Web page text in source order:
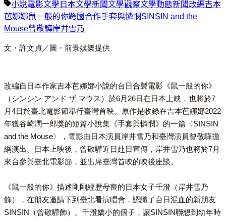
小說電影文學 日本文學新聞文學觀察文學動態新聞改編吉本
芭娜娜鼠一般的你跨國合作手套與憐憫SINSIN and the
Mouse曾敬驊岸井雪乃
文・許文貞／圖・前景娛樂提供
改編自日本作家吉本芭娜娜小說的台日合製電影《鼠一般的你》
（シンシン アンド ザ マウス）於6月26日在日本上映，也將於7
月4日於臺北電影節舉行臺灣首映。原作是收錄在吉本芭娜娜2022
年獲谷崎潤一郎獎的短篇小說集《手套與憐憫》的一篇〈SINSIN
and the Mouse〉，電影由日本演員岸井雪乃和臺灣演員曾敬驊擔
綱演出。日本上映後，曾敬驊近日赴日宣傳，岸井雪乃也將於7月
來台參與臺北電影節，並出席臺灣首映的映後座談。
《鼠一般的你》描述剛剛經歷母喪的日本女子千澄（岸井雪乃
飾），在朋友邀請下到臺北看演唱會，認識了台日混血的新朋友
SINSIN（曾敬驊飾）。千澄嬌小的個子，讓SINSIN聯想到幼年時